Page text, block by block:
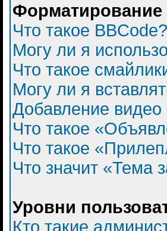
Что такое BBCode?
Могу ли я
Что такое
Могу ли я
Добавление видео
Что такое
Что такое
Что значит «Тема
Уровни
Кто такие